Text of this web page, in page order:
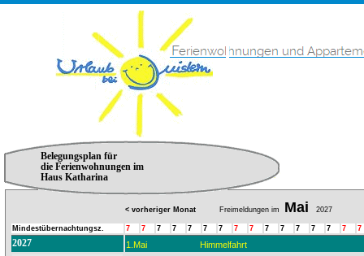
Belegungsplan für
die Ferienwohnungen im
Haus Katharina
< vorheriger Monat Freimeldungen im Mai 2027
Mindestübernachtungsz. 7 7 7 7 7 7 7 7 7 7 7 7 7 7 7 7
2027 1.Mai Himmelfahrt